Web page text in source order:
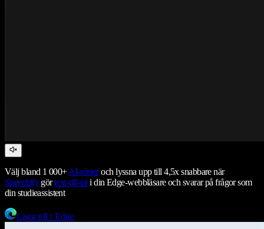
Välj bland 1 000+AI-rösteroch lyssna upp till 4,5x snabbare när
Speechifygörtext-till-tal i din Edge-webbläsare och svarar på frågor som
din studieassistent
Lägg till i Edge